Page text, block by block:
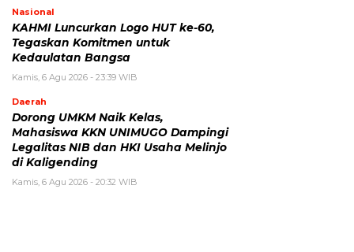
Nasional
KAHMI Luncurkan Logo HUT ke-60,
Tegaskan Komitmen untuk
Kedaulatan Bangsa
Kamis, 6 Agu 2026 - 23:39 WIB
Daerah
Dorong UMKM Naik Kelas,
Mahasiswa KKN UNIMUGO Dampingi
Legalitas NIB dan HKI Usaha Melinjo
di Kaligending
Kamis, 6 Agu 2026 - 20:32 WIB